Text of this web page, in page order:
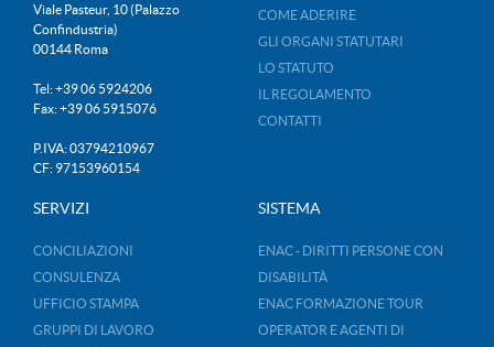
Viale Pasteur, 10 (Palazzo
Confindustria)
00144 Roma
Tel: +39 06 5924206
Fax: +39 06 5915076
P.IVA: 03794210967
CF: 97153960154
COME ADERIRE
GLI ORGANI STATUTARI
LO STATUTO
IL REGOLAMENTO
CONTATTI
SERVIZI
CONCILIAZIONI
CONSULENZA
UFFICIO STAMPA
GRUPPI DI LAVORO
SISTEMA
ENAC - DIRITTI PERSONE CON
DISABILITÀ
ENAC FORMAZIONE TOUR
OPERATOR E AGENTI DI